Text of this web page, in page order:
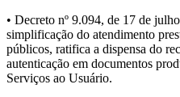
• Decreto nº 9.094, de 17 de
simplificação do atendimento
públicos, ratifica a dispensa do
autenticação em documentos
Serviços ao Usuário.